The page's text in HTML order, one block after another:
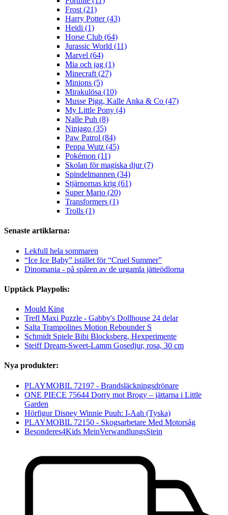
Frost (21)
Harry Potter (43)
Heidi (1)
Horse Club (64)
Jurassic World (11)
Marvel (64)
Mia och jag (1)
Minecraft (27)
Minions (5)
Mirakulösa (10)
Musse Pigg, Kalle Anka & Co (47)
My Little Pony (4)
Nalle Puh (8)
Ninjago (35)
Paw Patrol (84)
Peppa Wutz (45)
Pokémon (11)
Skolan för magiska djur (7)
Spindelmannen (34)
Stjärnornas krig (61)
Super Mario (20)
Transformers (1)
Trolls (1)
Senaste artiklarna:
Lekfull hela sommaren
“Ice Ice Baby” istället för “Cruel Summer”
Dinomania - på spåren av de urgamla jätteödlorna
Upptäck Playpolis:
Mould King
Trefl Maxi Puzzle - Gabby's Dollhouse 24 delar
Salta Trampolines Motion Rebounder S
Schmidt Spiele Bibi Blocksberg, Hexperimente
Steiff Dream-Sweet-Lamm Gosedjur, rosa, 30 cm
Nya produkter:
PLAYMOBIL 72197 - Brandsläckningsdrönare
ONE PIECE 75644 Dorry mot Brogy – jättarna i Little
Garden
Hörfigur Disney Winnie Puuh: I-Aah (Tyska)
PLAYMOBIL 72150 - Skogsarbetare Med Motorsåg
Besonderes4Kids MeinVerwandlungsStein